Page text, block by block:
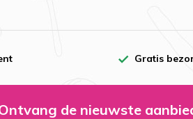
Gratis
de nieuwste